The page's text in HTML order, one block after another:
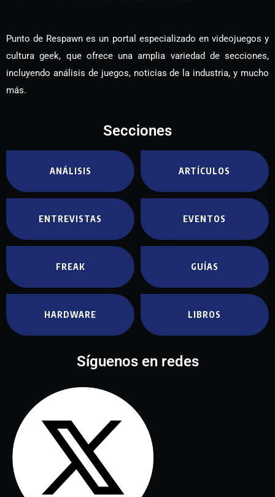
Punto de Respawn es un portal especializado en videojuegos y
cultura geek, que ofrece una amplia variedad de secciones,
incluyendo análisis de juegos, noticias de la industria, y mucho
más.
Secciones
ANÁLISIS ARTÍCULOS
ENTREVISTAS EVENTOS
FREAK GUÍAS
HARDWARE LIBROS
Síguenos en redes